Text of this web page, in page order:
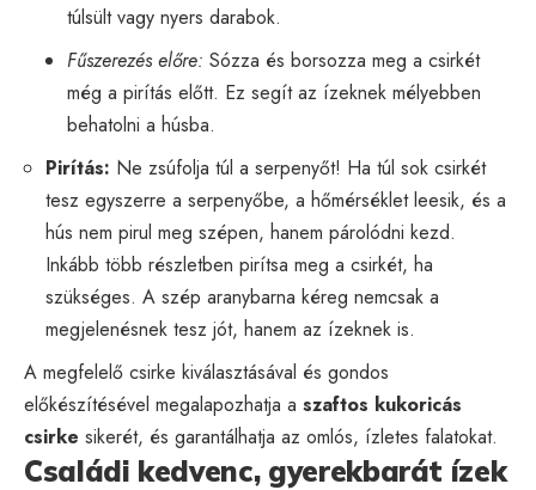
túlsült vagy nyers darabok.
Fűszerezés előre: Sózza és borsozza meg a csirkét
még a pirítás előtt. Ez segít az ízeknek mélyebben
behatolni a húsba.
Pirítás: Ne zsúfolja túl a serpenyőt! Ha túl sok csirkét
tesz egyszerre a serpenyőbe, a hőmérséklet leesik, és a
hús nem pirul meg szépen, hanem párolódni kezd.
Inkább több részletben pirítsa meg a csirkét, ha
szükséges. A szép aranybarna kéreg nemcsak a
megjelenésnek tesz jót, hanem az ízeknek is.
A megfelelő csirke kiválasztásával és gondos
előkészítésével megalapozhatja a szaftos kukoricás
csirke sikerét, és garantálhatja az omlós, ízletes falatokat.
Családi kedvenc, gyerekbarát ízek